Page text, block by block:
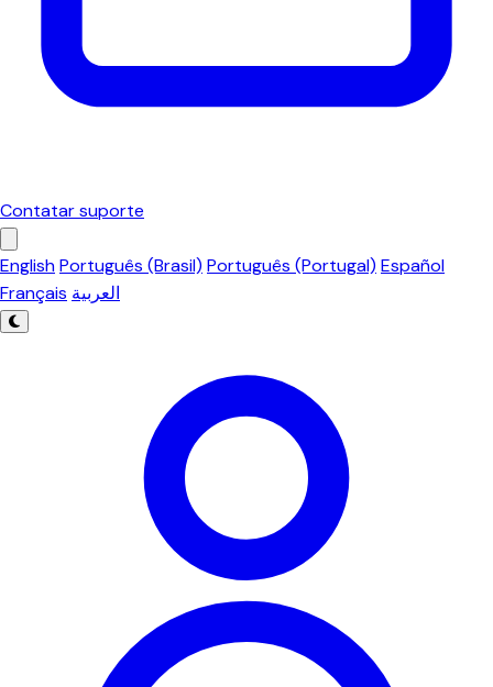
Contatar suporte
EnglishPortuguês (Brasil) Português (Portugal) Español
Français العربية